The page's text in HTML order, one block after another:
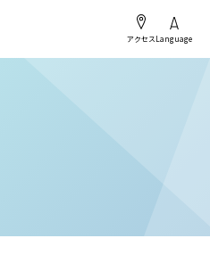
アクセスLanguage